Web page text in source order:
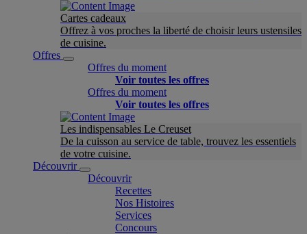
Cartes cadeaux
Offrez à vos proches la liberté de choisir leurs ustensiles
de cuisine.
Offres
Offres du moment
Voir toutes les offres
Offres du moment
Voir toutes les offres
Les indispensables Le Creuset
De la cuisson au service de table, trouvez les essentiels
de votre cuisine.
Découvrir
Découvrir
Recettes
Nos Histoires
Services
Concours